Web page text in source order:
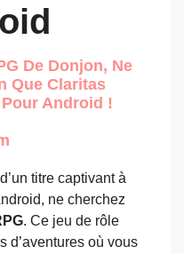
De Donjon, Ne
Que Claritas
Android !
titre captivant à
ne cherchez
. Ce jeu de rôle
d’aventures où vous